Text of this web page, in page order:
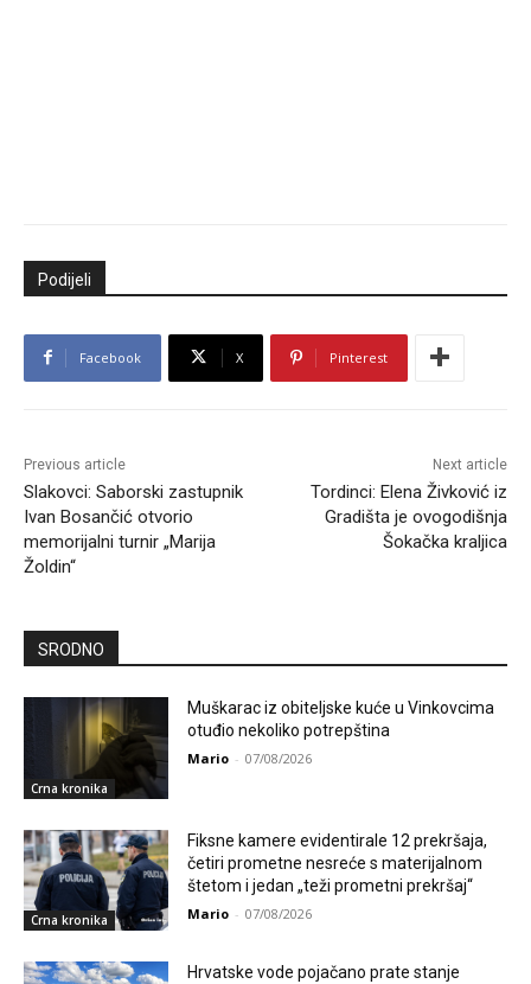
Podijeli
Facebook X Pinterest
Previous article
Slakovci: Saborski zastupnik
Ivan Bosančić otvorio
memorijalni turnir „Marija
Žoldin“
Next article
Tordinci: Elena Živković iz
Gradišta je ovogodišnja
Šokačka kraljica
SRODNO
Crna kronika
Muškarac iz obiteljske kuće u Vinkovcima
otuđio nekoliko potrepština
Mario - 07/08/2026
Crna kronika
Fiksne kamere evidentirale 12 prekršaja,
četiri prometne nesreće s materijalnom
štetom i jedan „teži prometni prekršaj“
Mario - 07/08/2026
Hrvatske vode pojačano prate stanje